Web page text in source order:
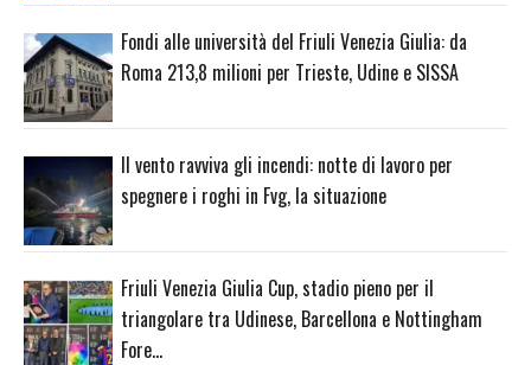
Fondi alle università del Friuli Venezia Giulia: da
Roma 213,8 milioni per Trieste, Udine e SISSA
Il vento ravviva gli incendi: notte di lavoro per
spegnere i roghi in Fvg, la situazione
Friuli Venezia Giulia Cup, stadio pieno per il
triangolare tra Udinese, Barcellona e Nottingham
Fore…